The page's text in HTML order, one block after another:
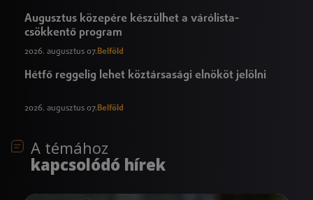
Augusztus közepére készülhet a várólista-
csökkentő program
2026. augusztus 07.Belföld
Hétfő reggelig lehet köztársasági elnököt jelölni
2026. augusztus 07.Belföld
A témához
kapcsolódó hírek